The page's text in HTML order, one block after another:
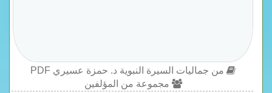
من جماليات السيرة النبوية د. حمزة عسيري PDF
مجموعة من المؤلفين